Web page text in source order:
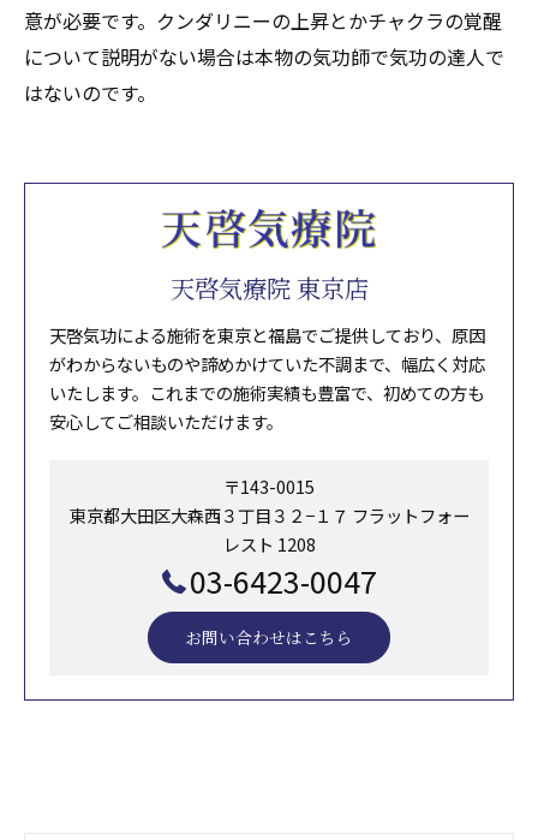
意が必要です。クンダリニーの上昇とかチャクラの覚醒
について説明がない場合は本物の気功師で気功の達人で
はないのです。
天啓気療院 東京店
天啓気功による施術を東京と福島でご提供しており、原因
がわからないものや諦めかけていた不調まで、幅広く対応
いたします。これまでの施術実績も豊富で、初めての方も
安心してご相談いただけます。
〒143-0015
東京都大田区大森西３丁目３２−１７ フラットフォー
レスト 1208
03-6423-0047
お問い合わせはこちら